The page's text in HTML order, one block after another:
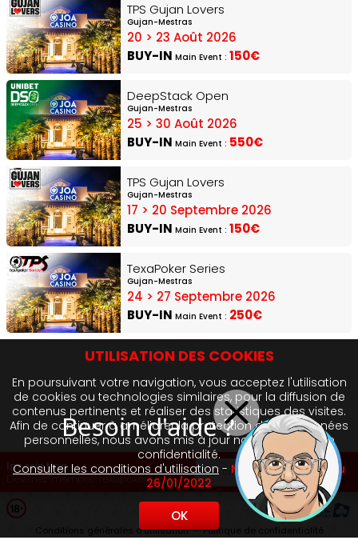
UTILISATION DES COOKIES
En poursuivant votre navigation, vous acceptez l'utilisation
de cookies ou technologies similaires, pour la diffusion de
contenus pertinents et réaliser des statistiques des visites.
Afin de continuer à améliorer la protection de vos données
personnelles, nous avons mis à jour notre politique de
confidentialité.
Consulter les conditions d'utilisation - Nouvelle version au
26/01/2022
OK
TPS Gujan Lovers
Gujan-Mestras
20 > 23 Août 2026
BUY-IN Main Event : 150€
DeepStack Open
Gujan-Mestras
25 > 30 Août 2026
BUY-IN Main Event : 550€
TPS Gujan Lovers
Gujan-Mestras
17 > 20 Septembre 2026
BUY-IN Main Event : 150€
TexaPoker Series
Gujan-Mestras
24 > 27 Septembre 2026
BUY-IN Main Event : 250€
Inscription
Devenez membre Texapoker Je crée mon profil !
Conditions générales d'utilisation
Politique de confidentialité
Besoin d'aide ?